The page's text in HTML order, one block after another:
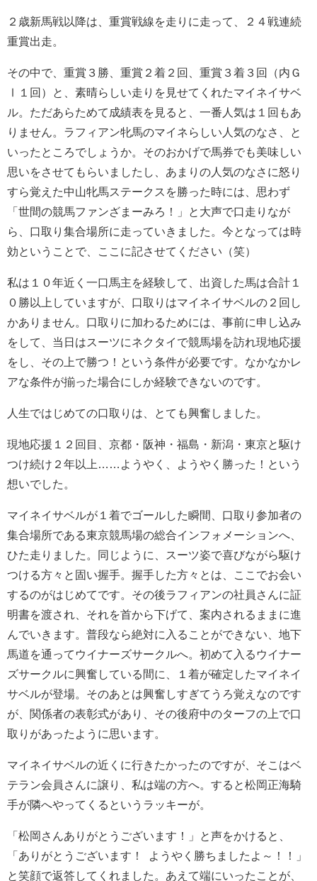
２歳新馬戦以降は、重賞戦線を走りに走って、２４戦連続
重賞出走。
その中で、重賞３勝、重賞２着２回、重賞３着３回（内Ｇ
Ⅰ１回）と、素晴らしい走りを見せてくれたマイネイサベ
ル。ただあらためて成績表を見ると、一番人気は１回もあ
りません。ラフィアン牝馬のマイネらしい人気のなさ、と
いったところでしょうか。そのおかげで馬券でも美味しい
思いをさせてもらいましたし、あまりの人気のなさに怒り
すら覚えた中山牝馬ステークスを勝った時には、思わず
「世間の競馬ファンざまーみろ！」と大声で口走りなが
ら、口取り集合場所に走っていきました。今となっては時
効ということで、ここに記させてください（笑）
私は１０年近く一口馬主を経験して、出資した馬は合計１
０勝以上していますが、口取りはマイネイサベルの２回し
かありません。口取りに加わるためには、事前に申し込み
をして、当日はスーツにネクタイで競馬場を訪れ現地応援
をし、その上で勝つ！という条件が必要です。なかなかレ
アな条件が揃った場合にしか経験できないのです。
人生ではじめての口取りは、とても興奮しました。
現地応援１２回目、京都・阪神・福島・新潟・東京と駆け
つけ続け２年以上……ようやく、ようやく勝った！という
想いでした。
マイネイサベルが１着でゴールした瞬間、口取り参加者の
集合場所である東京競馬場の総合インフォメーションへ、
ひた走りました。同じように、スーツ姿で喜びながら駆け
つける方々と固い握手。握手した方々とは、ここでお会い
するのがはじめてです。その後ラフィアンの社員さんに証
明書を渡され、それを首から下げて、案内されるままに進
んでいきます。普段なら絶対に入ることができない、地下
馬道を通ってウイナーズサークルへ。初めて入るウイナー
ズサークルに興奮している間に、１着が確定したマイネイ
サベルが登場。そのあとは興奮しすぎてうろ覚えなのです
が、関係者の表彰式があり、その後府中のターフの上で口
取りがあったように思います。
マイネイサベルの近くに行きたかったのですが、そこはベ
テラン会員さんに譲り、私は端の方へ。すると松岡正海騎
手が隣へやってくるというラッキーが。
「松岡さんありがとうございます！」と声をかけると、
「ありがとうございます！ ようやく勝ちましたよ～！！」
と笑顔で返答してくれました。あえて端にいったことが、